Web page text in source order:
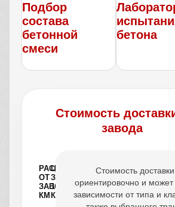
Подбор
состава
бетонной
смеси
бетона
Стоимость
завода
РАССТОЯНИЕ
ОТ
ЗАВОДА,
КМ
ЦЕНА
ЗА
1
КУБ
Стоимость
ориентировочно и может
зависимости от типа и